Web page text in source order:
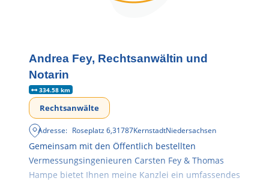
Andrea Fey, Rechtsanwältin und
Notarin
334.58 km
Rechtsanwälte
Adresse: Roseplatz 6,31787KernstadtNiedersachsen
Gemeinsam mit den Öffentlich bestellten
Vermessungsingenieuren Carsten Fey & Thomas
Hampe bietet Ihnen meine Kanzlei ein umfassendes